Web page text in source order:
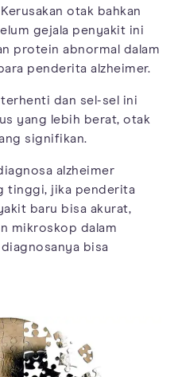
otak bahkan
gejala penyakit ini
protein abnormal dalam
penderita alzheimer.
dan sel-sel ini
yang lebih berat, otak
signifikan.
alzheimer
tinggi, jika penderita
baru bisa akurat,
mikroskop dalam
bisa